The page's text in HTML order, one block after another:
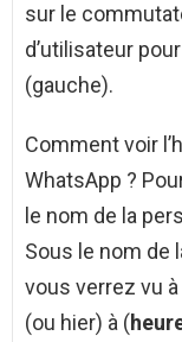
sur le
d’utilisateur
(gauche).
Comment voir
WhatsApp ?
le nom de la
Sous le nom de
vous verrez vu
(ou hier) à (